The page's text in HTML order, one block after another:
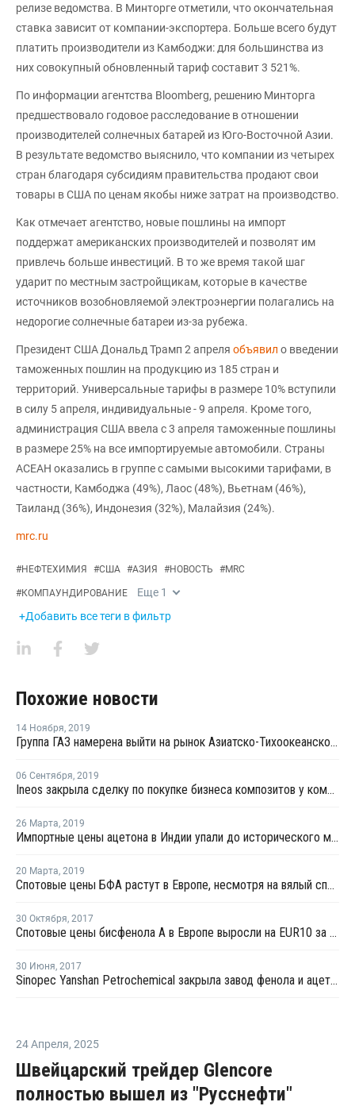
релизе ведомства. В Минторге отметили, что окончательная
ставка зависит от компании-экспортера. Больше всего будут
платить производители из Камбоджи: для большинства из
них совокупный обновленный тариф составит 3 521%.
По информации агентства Bloomberg, решению Минторга
предшествовало годовое расследование в отношении
производителей солнечных батарей из Юго-Восточной Азии.
В результате ведомство выяснило, что компании из четырех
стран благодаря субсидиям правительства продают свои
товары в США по ценам якобы ниже затрат на производство.
Как отмечает агентство, новые пошлины на импорт
поддержат американских производителей и позволят им
привлечь больше инвестиций. В то же время такой шаг
ударит по местным застройщикам, которые в качестве
источников возобновляемой электроэнергии полагались на
недорогие солнечные батареи из-за рубежа.
Президент США Дональд Трамп 2 апреля объявил о введении
таможенных пошлин на продукцию из 185 стран и
территорий. Универсальные тарифы в размере 10% вступили
в силу 5 апреля, индивидуальные - 9 апреля. Кроме того,
администрация США ввела с 3 апреля таможенные пошлины
в размере 25% на все импортируемые автомобили. Страны
АСЕАН оказались в группе с самыми высокими тарифами, в
частности, Камбоджа (49%), Лаос (48%), Вьетнам (46%),
Таиланд (36%), Индонезия (32%), Малайзия (24%).
mrc.ru
#НЕФТЕХИМИЯ #США #АЗИЯ #НОВОСТЬ #MRC
#КОМПАУНДИРОВАНИЕ Еще 1
+Добавить все теги в фильтр
Похожие новости
14 Ноября, 2019
Группа ГАЗ намерена выйти на рынок Азиатско-Тихоокеанского региона
06 Сентября, 2019
Ineos закрыла сделку по покупке бизнеса композитов у компании Ashland
26 Марта, 2019
Импортные цены ацетона в Индии упали до исторического минимума
20 Марта, 2019
Спотовые цены БФА растут в Европе, несмотря на вялый спрос
30 Октября, 2017
Спотовые цены бисфенола А в Европе выросли на EUR10 за тонну
30 Июня, 2017
Sinopec Yanshan Petrochemical закрыла завод фенола и ацетона на ремонт раньше намеченного срока
24 Апреля, 2025
Швейцарский трейдер Glencore
полностью вышел из "Русснефти"